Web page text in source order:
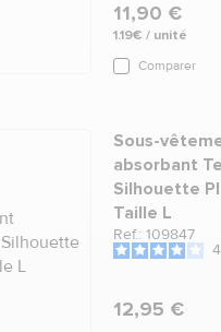
11,90 €
1.19€ / unité
Comparer
Sous-
absorbant
Silhouette
Taille L
Ref.: 109847
4
12,95 €